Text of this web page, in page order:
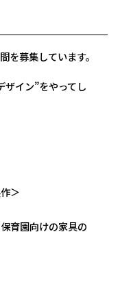
募集しています。
ザイン”をやってし
＞
育園向けの家具の